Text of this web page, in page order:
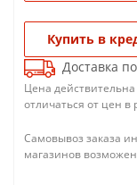
Купить в
Доставка
Цена
отличаться от цен в
Самовывоз заказа
магазинов